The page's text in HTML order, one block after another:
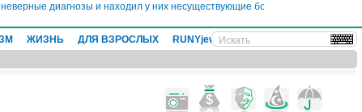
диагнозы и находил у них несуществующие болезни
ЖИЗНЬ ДЛЯ ВЗРОСЛЫХ RUNYjews ВЕСТИ ИЗ УКРАИНЫ